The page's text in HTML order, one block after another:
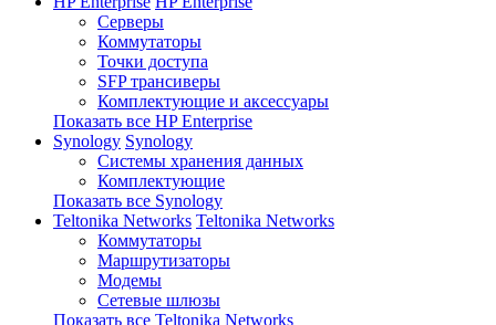
Серверы
Коммутаторы
Точки доступа
SFP трансиверы
Комплектующие и аксессуары
Показать все HP Enterprise
Synology Synology
Системы хранения данных
Комплектующие
Показать все Synology
Teltonika Networks Teltonika Networks
Коммутаторы
Маршрутизаторы
Модемы
Сетевые шлюзы
Показать все Teltonika Networks